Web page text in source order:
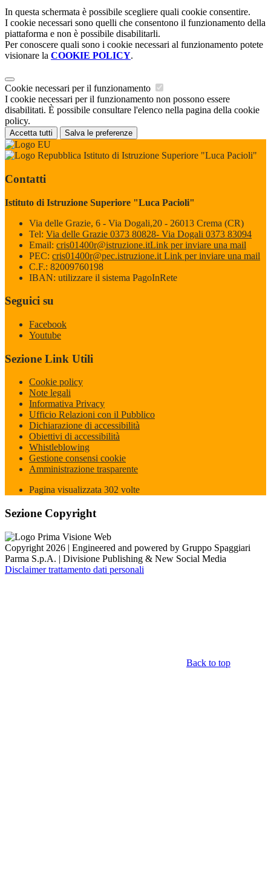
In questa schermata è possibile scegliere quali cookie consentire.
I cookie necessari sono quelli che consentono il funzionamento della
piattaforma e non è possibile disabilitarli.
Per conoscere quali sono i cookie necessari al funzionamento potete
visionare la COOKIE POLICY.
Cookie necessari per il funzionamento
I cookie necessari per il funzionamento non possono essere
disabilitati. È possibile consultare l'elenco nella pagina della cookie
policy.
Accetta tutti Salva le preferenze
Istituto di Istruzione Superiore "Luca Pacioli"
Contatti
Istituto di Istruzione Superiore "Luca Pacioli"
Via delle Grazie, 6 - Via Dogali,20 - 26013 Crema (CR)
Tel: Via delle Grazie 0373 80828- Via Dogali 0373 83094
Email: cris01400r@istruzione.itLink per inviare una mail
PEC: cris01400r@pec.istruzione.it Link per inviare una mail
C.F.: 82009760198
IBAN: utilizzare il sistema PagoInRete
Seguici su
Facebook
Youtube
Sezione Link Utili
Cookie policy
Note legali
Informativa Privacy
Ufficio Relazioni con il Pubblico
Dichiarazione di accessibilità
Obiettivi di accessibilità
Whistleblowing
Gestione consensi cookie
Amministrazione trasparente
Pagina visualizzata 302 volte
Sezione Copyright
Copyright 2026 | Engineered and powered by Gruppo Spaggiari
Parma S.p.A. | Divisione Publishing & New Social Media
Disclaimer trattamento dati personali
Back to top